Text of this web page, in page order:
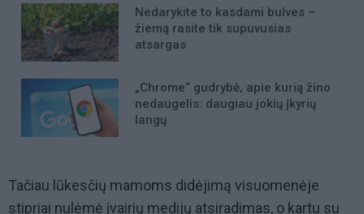
Nedarykite to kasdami bulves –
žiemą rasite tik supuvusias
atsargas
„Chrome“ gudrybė, apie kurią žino
nedaugelis: daugiau jokių įkyrių
langų
Tačiau lūkesčių mamoms didėjimą visuomenėje
stipriai nulėmė įvairių medijų atsiradimas, o kartu su